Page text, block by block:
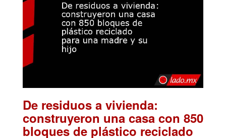
De residuos a vivienda:
construyeron una casa con 850
bloques de plástico reciclado